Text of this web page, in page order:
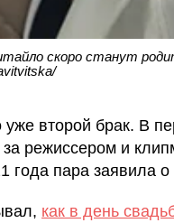
скоро станут
уже второй брак. В
режиссером и
года пара заявила о
как в день